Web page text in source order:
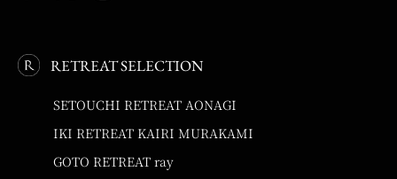
RETREAT SELECTION
SETOUCHI RETREAT AONAGI
IKI RETREAT KAIRI MURAKAMI
GOTO RETREAT ray